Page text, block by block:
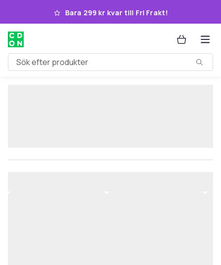
Hoppa till huvudinnehållet
Bara 299 kr kvar till Fri Frakt!
Sök efter produkter